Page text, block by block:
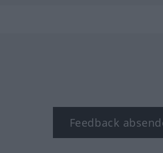
Feedback